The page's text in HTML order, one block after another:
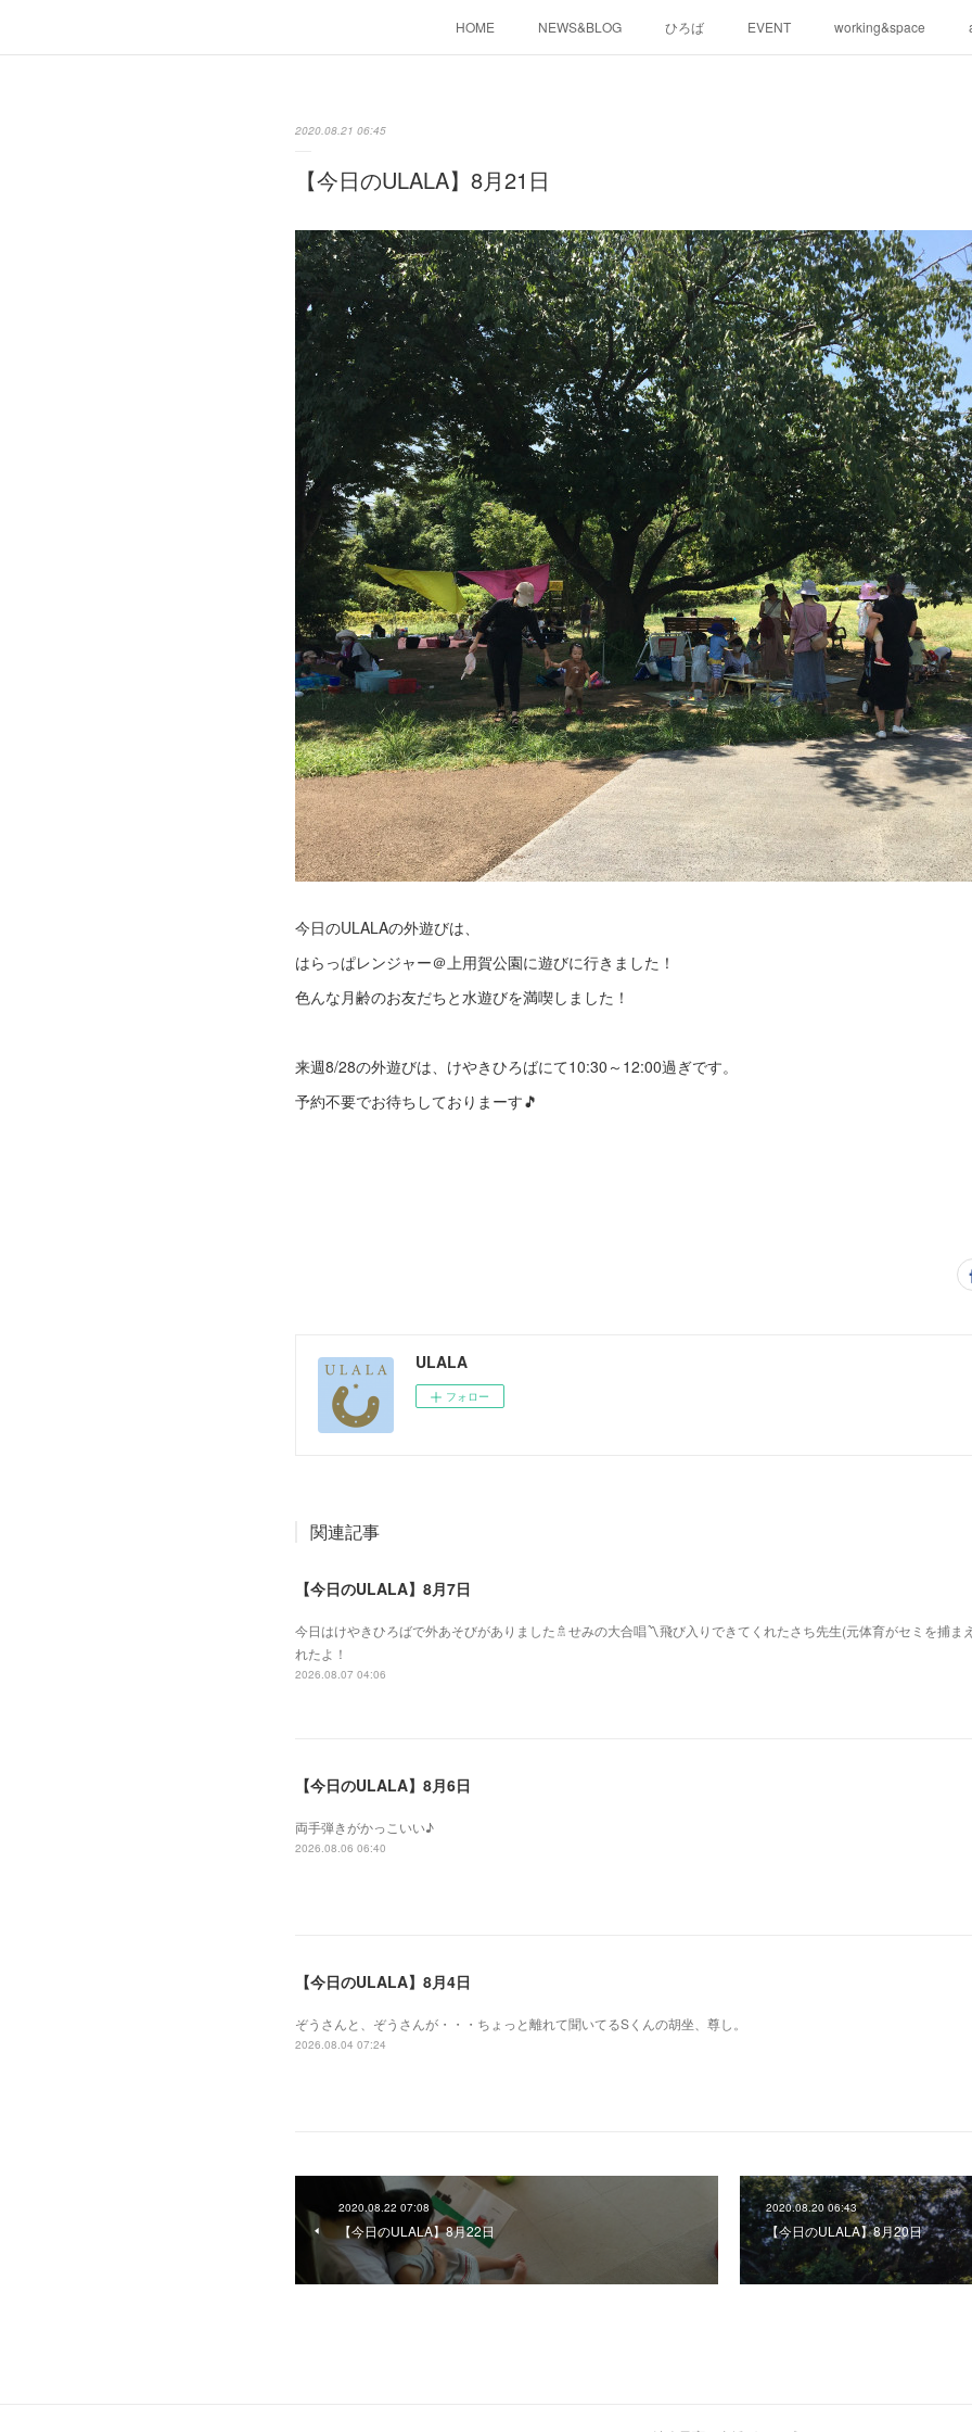
HOME NEWS&BLOG ひろば EVENT working&space
2020.08.21 06:45
【今日のULALA】8月21日
今日のULALAの外遊びは、
はらっぱレンジャー＠上用賀公園に遊びに行きました！
色んな月齢のお友だちと水遊びを満喫しました！
来週8/28の外遊びは、けやきひろばにて10:30～12:00過ぎです。
予約不要でお待ちしておりまーす🎵
ULALA
フォロー
関連記事
【今日のULALA】8月7日
今日はけやきひろばで外あそびがありました🚿せみの大合唱〽飛び入りできてくれたさち先生(元体育がセミを捕ま
れたよ！
2026.08.07 04:06
【今日のULALA】8月6日
両手弾きがかっこいい♪
2026.08.06 06:40
【今日のULALA】8月4日
ぞうさんと、ぞうさんが・・・ちょっと離れて聞いてるSくんの胡坐、尊し。
2026.08.04 07:24
2020.08.22 07:08
【今日のULALA】8月22日
2020.08.20 06:43
【今日のULALA】8月20日